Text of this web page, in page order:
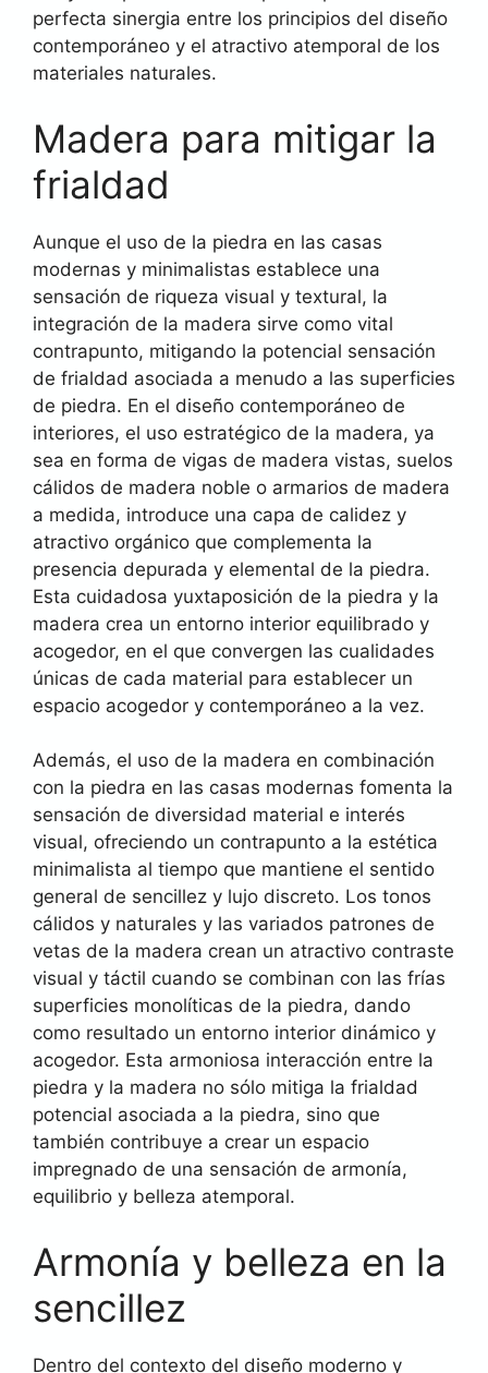
perfecta sinergia entre los principios del diseño
contemporáneo y el atractivo atemporal de los
materiales naturales.
Madera para mitigar la
frialdad
Aunque el uso de la piedra en las casas
modernas y minimalistas establece una
sensación de riqueza visual y textural, la
integración de la madera sirve como vital
contrapunto, mitigando la potencial sensación
de frialdad asociada a menudo a las superficies
de piedra. En el diseño contemporáneo de
interiores, el uso estratégico de la madera, ya
sea en forma de vigas de madera vistas, suelos
cálidos de madera noble o armarios de madera
a medida, introduce una capa de calidez y
atractivo orgánico que complementa la
presencia depurada y elemental de la piedra.
Esta cuidadosa yuxtaposición de la piedra y la
madera crea un entorno interior equilibrado y
acogedor, en el que convergen las cualidades
únicas de cada material para establecer un
espacio acogedor y contemporáneo a la vez.
Además, el uso de la madera en combinación
con la piedra en las casas modernas fomenta la
sensación de diversidad material e interés
visual, ofreciendo un contrapunto a la estética
minimalista al tiempo que mantiene el sentido
general de sencillez y lujo discreto. Los tonos
cálidos y naturales y las variados patrones de
vetas de la madera crean un atractivo contraste
visual y táctil cuando se combinan con las frías
superficies monolíticas de la piedra, dando
como resultado un entorno interior dinámico y
acogedor. Esta armoniosa interacción entre la
piedra y la madera no sólo mitiga la frialdad
potencial asociada a la piedra, sino que
también contribuye a crear un espacio
impregnado de una sensación de armonía,
equilibrio y belleza atemporal.
Armonía y belleza en la
sencillez
Dentro del contexto del diseño moderno y